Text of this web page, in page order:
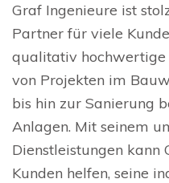
Graf Ingenieure ist
Partner für viele
qualitativ
von Projekten im
bis hin zur Sanierung
Anlagen. Mit seinem
Dienstleistungen kann
Kunden helfen, seine